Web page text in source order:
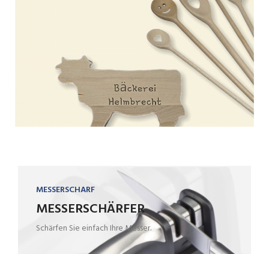
MESSERSCHARF
MESSERSCHÄRFER
Schärfen Sie einfach Ihre Messer.